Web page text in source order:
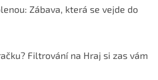
Zábava, která se vejde do
Filtrování na Hraj si zas vám